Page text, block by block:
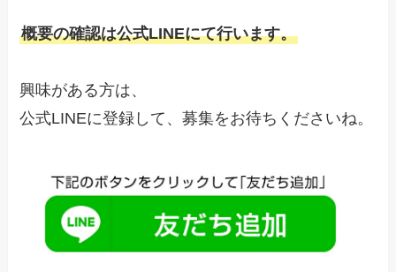
概要の確認は公式LINEにて行います。
興味がある方は、
公式LINEに登録して、募集をお待ちくださいね。